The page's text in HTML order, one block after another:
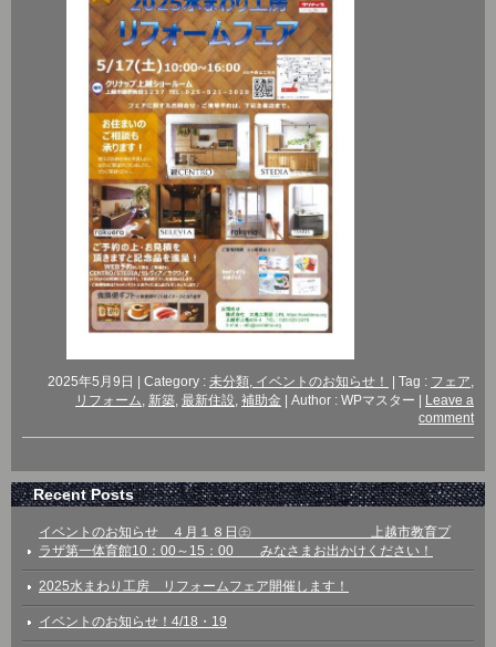
2025年5月9日 Category : 未分類, イベントのお知らせ！ Tag : フェア,
リフォーム, 新築, 最新住設, 補助金 Author : WPマスター
Leave a
comment
Recent Posts
イベントのお知らせ ４月１８日㊏ 上越市教育プ
ラザ第一体育館10：00～15：00 みなさまお出かけください！
2025水まわり工房 リフォームフェア開催します！
イベントのお知らせ！4/18・19